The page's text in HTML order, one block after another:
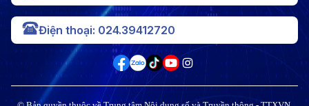
Điện thoại: 024.39412720